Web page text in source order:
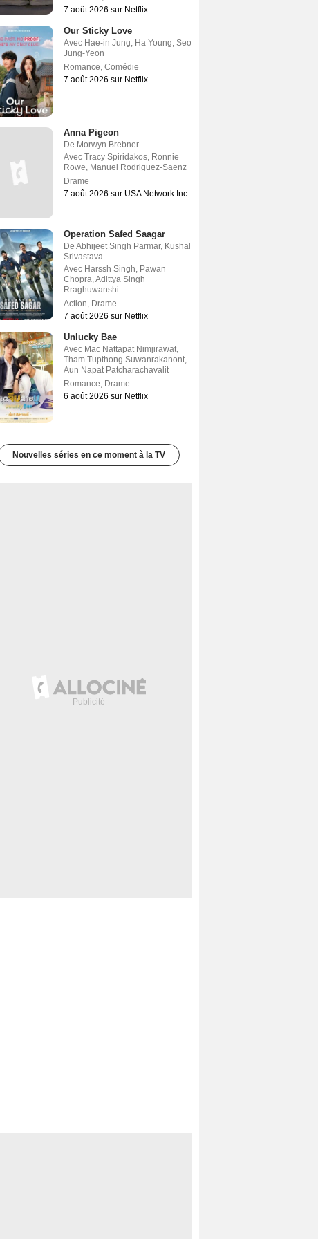
7 août 2026 sur Netflix
Our Sticky Love
Avec Hae-in Jung, Ha Young, Seo
Jung-Yeon
Romance, Comédie
7 août 2026 sur Netflix
Anna Pigeon
De Morwyn Brebner
Avec Tracy Spiridakos, Ronnie
Rowe, Manuel Rodriguez-Saenz
Drame
7 août 2026 sur USA Network Inc.
Operation Safed Saagar
De Abhijeet Singh Parmar, Kushal
Srivastava
Avec Harssh Singh, Pawan
Chopra,Adittya Singh
Rraghuwanshi
Action, Drame
7 août 2026 sur Netflix
Unlucky Bae
Avec Mac Nattapat Nimjirawat,
Tham Tupthong Suwanrakanont,
Aun Napat Patcharachavalit
Romance, Drame
6 août 2026 sur Netflix
Nouvelles séries en ce moment à la TV